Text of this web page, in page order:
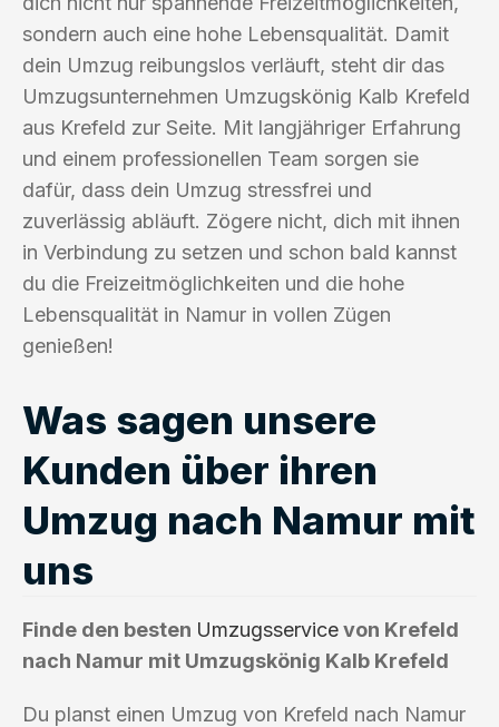
sondern auch eine hohe Lebensqualität. Damit
dein Umzug reibungslos verläuft, steht dir das
Umzugsunternehmen Umzugskönig Kalb Krefeld
aus Krefeld zur Seite. Mit langjähriger Erfahrung
und einem professionellen Team sorgen sie
dafür, dass dein Umzug stressfrei und
zuverlässig abläuft. Zögere nicht, dich mit ihnen
in Verbindung zu setzen und schon bald kannst
du die Freizeitmöglichkeiten und die hohe
Lebensqualität in Namur in vollen Zügen
genießen!
Was sagen unsere
Kunden über ihren
Umzug nach Namur mit
uns
Finde den besten Umzugsservicevon Krefeld
nach Namur mit Umzugskönig Kalb Krefeld
Du planst einen Umzug von Krefeld nach Namur